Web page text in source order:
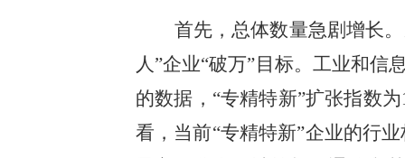
首先，总体数量急剧增长
人”企业“破万”目标。工业和信
的数据，“专精特新”扩张指数
看，当前“专精特新”企业的行